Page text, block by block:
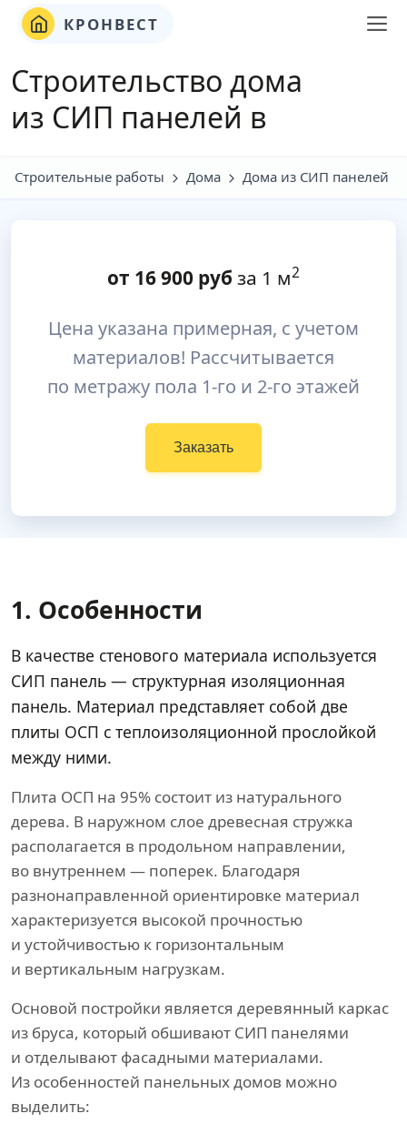
КРОНВЕСТ
Строительство дома
из СИП панелей в
Строительные работы Дома Дома из СИП панелей
от 16 900 руб за 1 м2
Цена указана примерная, с учетом
материалов! Рассчитывается
по метражу пола 1-го и 2-го этажей
Заказать
1. Особенности
В качестве стенового материала используется
СИП панель — структурная изоляционная
панель. Материал представляет собой две
плиты ОСП с теплоизоляционной прослойкой
между ними.
Плита ОСП на 95% состоит из натурального
дерева. В наружном слое древесная стружка
располагается в продольном направлении,
во внутреннем — поперек. Благодаря
разнонаправленной ориентировке материал
характеризуется высокой прочностью
и устойчивостью к горизонтальным
и вертикальным нагрузкам.
Основой постройки является деревянный каркас
из бруса, который обшивают СИП панелями
и отделывают фасадными материалами.
Из особенностей панельных домов можно
выделить: